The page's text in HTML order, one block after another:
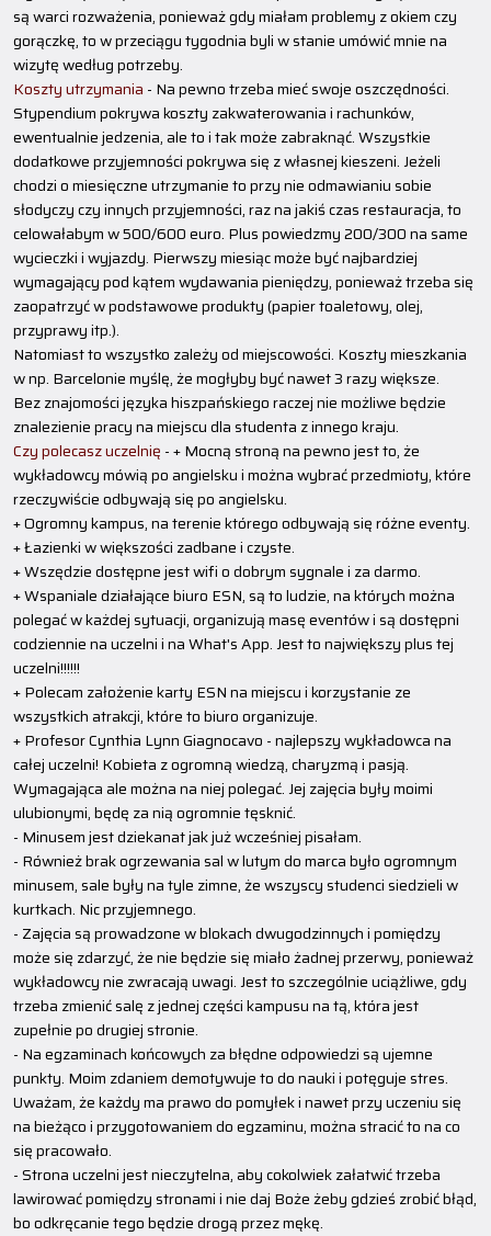
są warci rozważenia, ponieważ gdy miałam problemy z okiem czy
gorączkę, to w przeciągu tygodnia byli w stanie umówić mnie na
wizytę według potrzeby.
Koszty utrzymania - Na pewno trzeba mieć swoje oszczędności.
Stypendium pokrywa koszty zakwaterowania i rachunków,
ewentualnie jedzenia, ale to i tak może zabraknąć. Wszystkie
dodatkowe przyjemności pokrywa się z własnej kieszeni. Jeżeli
chodzi o miesięczne utrzymanie to przy nie odmawianiu sobie
słodyczy czy innych przyjemności, raz na jakiś czas restauracja, to
celowałabym w 500/600 euro. Plus powiedzmy 200/300 na same
wycieczki i wyjazdy. Pierwszy miesiąc może być najbardziej
wymagający pod kątem wydawania pieniędzy, ponieważ trzeba się
zaopatrzyć w podstawowe produkty (papier toaletowy, olej,
przyprawy itp.).
Natomiast to wszystko zależy od miejscowości. Koszty mieszkania
w np. Barcelonie myślę, że mogłyby być nawet 3 razy większe.
Bez znajomości języka hiszpańskiego raczej nie możliwe będzie
znalezienie pracy na miejscu dla studenta z innego kraju.
Czy polecasz uczelnię - + Mocną stroną na pewno jest to, że
wykładowcy mówią po angielsku i można wybrać przedmioty, które
rzeczywiście odbywają się po angielsku.
+ Ogromny kampus, na terenie którego odbywają się różne eventy.
+ Łazienki w większości zadbane i czyste.
+ Wszędzie dostępne jest wifi o dobrym sygnale i za darmo.
+ Wspaniale działające biuro ESN, są to ludzie, na których można
polegać w każdej sytuacji, organizują masę eventów i są dostępni
codziennie na uczelni i na What's App. Jest to największy plus tej
uczelni!!!!!!
+ Polecam założenie karty ESN na miejscu i korzystanie ze
wszystkich atrakcji, które to biuro organizuje.
+ Profesor Cynthia Lynn Giagnocavo - najlepszy wykładowca na
całej uczelni! Kobieta z ogromną wiedzą, charyzmą i pasją.
Wymagająca ale można na niej polegać. Jej zajęcia były moimi
ulubionymi, będę za nią ogromnie tęsknić.
- Minusem jest dziekanat jak już wcześniej pisałam.
- Również brak ogrzewania sal w lutym do marca było ogromnym
minusem, sale były na tyle zimne, że wszyscy studenci siedzieli w
kurtkach. Nic przyjemnego.
- Zajęcia są prowadzone w blokach dwugodzinnych i pomiędzy
może się zdarzyć, że nie będzie się miało żadnej przerwy, ponieważ
wykładowcy nie zwracają uwagi. Jest to szczególnie uciążliwe, gdy
trzeba zmienić salę z jednej części kampusu na tą, która jest
zupełnie po drugiej stronie.
- Na egzaminach końcowych za błędne odpowiedzi są ujemne
punkty. Moim zdaniem demotywuje to do nauki i potęguje stres.
Uważam, że każdy ma prawo do pomyłek i nawet przy uczeniu się
na bieżąco i przygotowaniem do egzaminu, można stracić to na co
się pracowało.
- Strona uczelni jest nieczytelna, aby cokolwiek załatwić trzeba
lawirować pomiędzy stronami i nie daj Boże żeby gdzieś zrobić błąd,
bo odkręcanie tego będzie drogą przez mękę.